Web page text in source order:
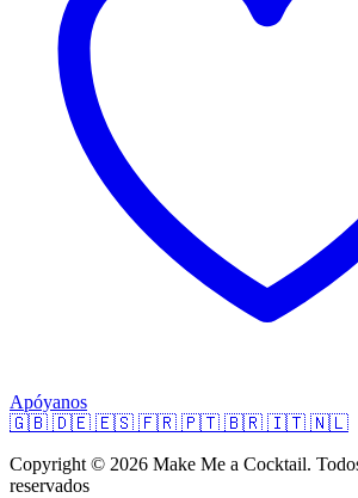
Apóyanos
🇬🇧 🇩🇪 🇪🇸 🇫🇷 🇵🇹 🇧🇷 🇮🇹 🇳🇱
Copyright © 2026 Make Me a Cocktail.
reservados